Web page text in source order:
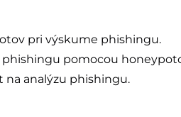
pri výskume phishingu.
pomocou
analýzu phishingu.